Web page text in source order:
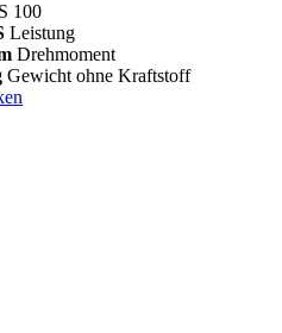
100
Leistung
Drehmoment
Gewicht ohne Kraftstoff